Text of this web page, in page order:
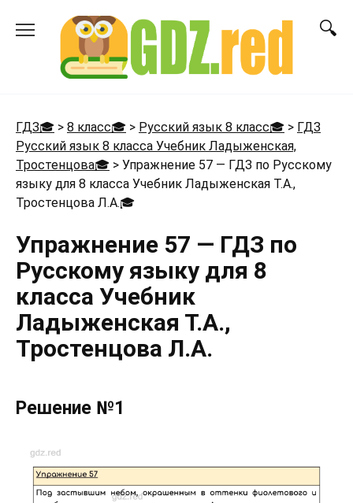
ГДЗ🎓 > 8 класс🎓 > Русский язык 8 класс🎓 > ГДЗ
Русский язык 8 класса Учебник Ладыженская,
Тростенцова🎓 > Упражнение 57 — ГДЗ по Русскому
языку для 8 класса Учебник Ладыженская Т.А.,
Тростенцова Л.А.🎓
Упражнение 57 — ГДЗ по
Русскому языку для 8
класса Учебник
Ладыженская Т.А.,
Тростенцова Л.А.
Решение №1